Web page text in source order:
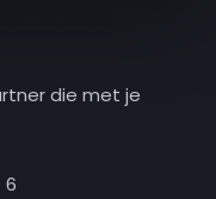
die met je
6